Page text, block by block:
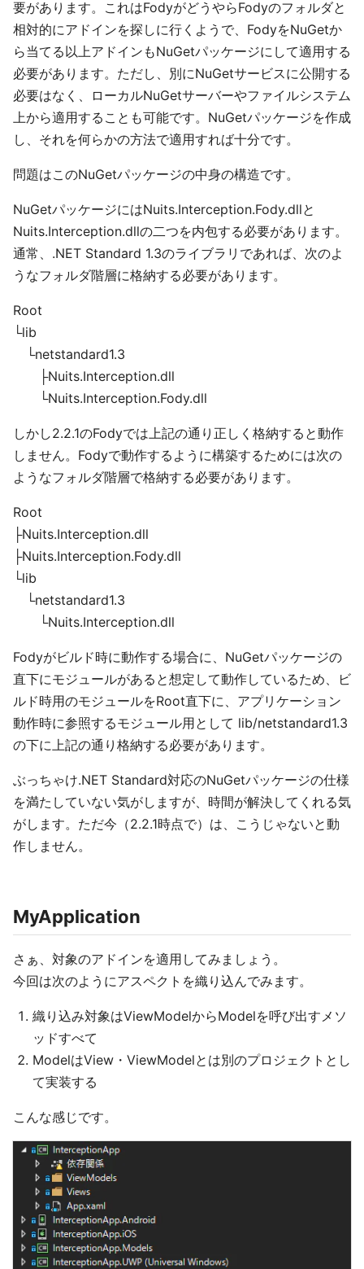
要があります。これはFodyがどうやらFodyのフォルダと
相対的にアドインを探しに行くようで、FodyをNuGetか
ら当てる以上アドインもNuGetパッケージにして適用する
必要があります。ただし、別にNuGetサービスに公開する
必要はなく、ローカルNuGetサーバーやファイルシステム
上から適用することも可能です。NuGetパッケージを作成
し、それを何らかの方法で適用すれば十分です。
問題はこのNuGetパッケージの中身の構造です。
NuGetパッケージにはNuits.Interception.Fody.dllと
Nuits.Interception.dllの二つを内包する必要があります。
通常、.NET Standard 1.3のライブラリであれば、次のよ
うなフォルダ階層に格納する必要があります。
Root
└lib
└netstandard1.3
├Nuits.Interception.dll
└Nuits.Interception.Fody.dll
しかし2.2.1のFodyでは上記の通り正しく格納すると動作
しません。Fodyで動作するように構築するためには次の
ようなフォルダ階層で格納する必要があります。
Root
├Nuits.Interception.dll
├Nuits.Interception.Fody.dll
└lib
└netstandard1.3
└Nuits.Interception.dll
Fodyがビルド時に動作する場合に、NuGetパッケージの
直下にモジュールがあると想定して動作しているため、ビ
ルド時用のモジュールをRoot直下に、アプリケーション
動作時に参照するモジュール用として lib/netstandard1.3
の下に上記の通り格納する必要があります。
ぶっちゃけ.NET Standard対応のNuGetパッケージの仕様
を満たしていない気がしますが、時間が解決してくれる気
がします。ただ今（2.2.1時点で）は、こうじゃないと動
作しません。
MyApplication
さぁ、対象のアドインを適用してみましょう。
今回は次のようにアスペクトを織り込んでみます。
織り込み対象はViewModelからModelを呼び出すメソ
ッドすべて
ModelはView・ViewModelとは別のプロジェクトとし
て実装する
こんな感じです。